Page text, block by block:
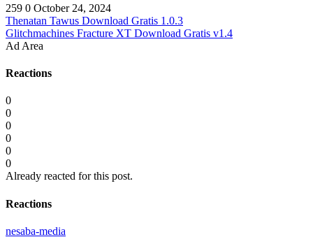
259 0 October 24, 2024
Thenatan Tawus Download Gratis 1.0.3
Glitchmachines Fracture XT Download Gratis v1.4
Ad Area
Reactions
0
0
0
0
0
0
Already reacted for this post.
Reactions
nesaba-media